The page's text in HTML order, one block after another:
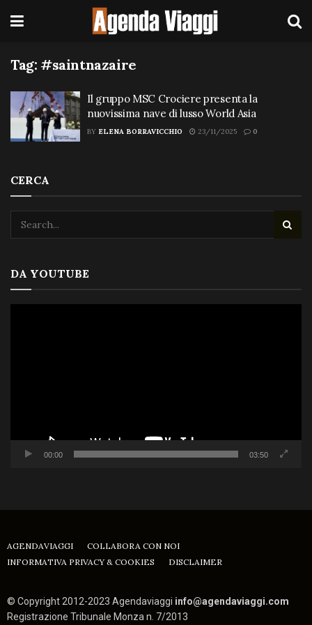
Tag: #saintnazaire
Il gruppo MSC Crociere presenta la
nuovissima nave di lusso World Asia
BY ELENA BORRAVICCHIO 23/11/2025 0
CERCA
DA YOUTUBE
00:00 03:50
AGENDAVIAGGI
COLLABORA CON NOI
INFORMATIVA PRIVACY & COOKIES
DISCLAIMER
© Copyright 2012-2023 Agendaviaggi info@agendaviaggi.com
Registrazione Tribunale Monza n. 7/2013